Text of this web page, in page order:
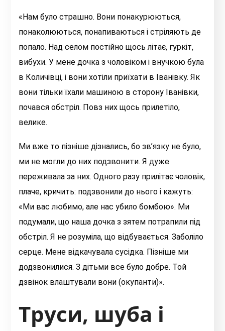
«Нам було страшно. Вони понакурюються,
понаколюються, понапиваються і стріляють де
попало. Над селом постійно щось літає, гуркіт,
вибухи. У мене дочка з чоловіком і внучкою була
в Количівці, і вони хотіли приїхати в Іванівку. Як
вони тільки їхали машиною в сторону Іванівки,
почався обстріл. Повз них щось прилетіло,
велике.
Ми вже то пізніше дізнались, бо зв’язку не було,
ми не могли до них подзвонити. Я дуже
переживала за них. Одного разу прилітає чоловік,
плаче, кричить: подзвонили до нього і кажуть:
«Ми вас любимо, але нас убило бомбою». Ми
подумали, що наша дочка з зятем потрапили під
обстріл. Я не розуміла, що відбувається. Заболіло
серце. Мене відкачувала сусідка. Пізніше ми
додзвонилися. З дітьми все було добре. Той
дзвінок влаштували вони (окупанти)».
Труси, шуба і